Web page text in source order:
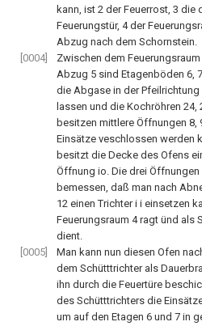
kann, ist 2 der Feuerrost, 3 die
Feuerungstür, 4 der
Abzug nach dem Schornstein.
[0004]
Zwischen dem
Abzug 5 sind Etagenböden 6,
die Abgase in der Pfeilrichtung
lassen und die Kochröhren 24,
besitzen mittlere Öffnungen 8,
Einsätze veschlossen werden
besitzt die Decke des Ofens
Öffnung io. Die drei
bemessen, daß man nach
12 einen Trichter i i einsetzen
Feuerungsraum 4 ragt ünd als
dient.
[0005]
Man kann nun diesen Ofen
dem Schütttrichter als
ihn durch die Feuertüre
des Schütttrichters die
um auf den Etagen 6 und 7 in